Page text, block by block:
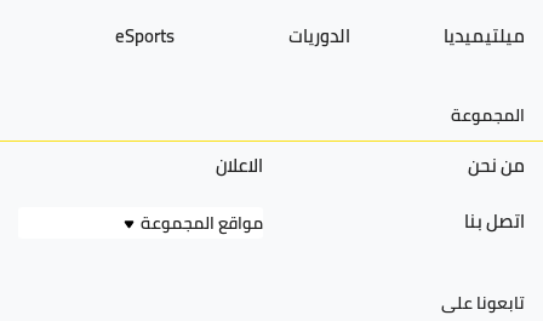
ميلتيميديا
الدوريات eSports
المجموعة
من نحن
الاعلان
اتصل بنا
مواقع المجموعة
تابعونا على